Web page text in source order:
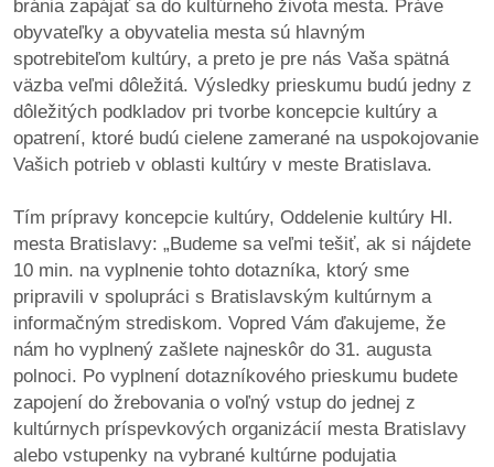
dobrá
prax
práca
odkazy
petície
z
médií
videá
vychádzky
knihy
bránia zapájať sa do kultúrneho života mesta. Práve
obyvateľky a obyvatelia mesta sú hlavným
spotrebiteľom kultúry, a preto je pre nás Vaša spätná
väzba veľmi dôležitá. Výsledky prieskumu budú jedny z
dôležitých podkladov pri tvorbe koncepcie kultúry a
opatrení, ktoré budú cielene zamerané na uspokojovanie
Vašich potrieb v oblasti kultúry v meste Bratislava.
Tím prípravy koncepcie kultúry, Oddelenie kultúry Hl.
mesta Bratislavy: „Budeme sa veľmi tešiť, ak si nájdete
10 min. na vyplnenie tohto dotazníka, ktorý sme
pripravili v spolupráci s Bratislavským kultúrnym a
informačným strediskom. Vopred Vám ďakujeme, že
nám ho vyplnený zašlete najneskôr do 31. augusta
polnoci. Po vyplnení dotazníkového prieskumu budete
zapojení do žrebovania o voľný vstup do jednej z
kultúrnych príspevkových organizácií mesta Bratislavy
alebo vstupenky na vybrané kultúrne podujatia